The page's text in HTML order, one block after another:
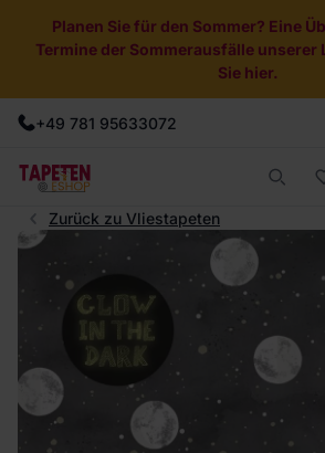
Planen Sie für den Sommer? Eine
Termine der Sommerausfälle unserer
Sie hier.
+49 781 95633072
Zurück zu Vliestapeten